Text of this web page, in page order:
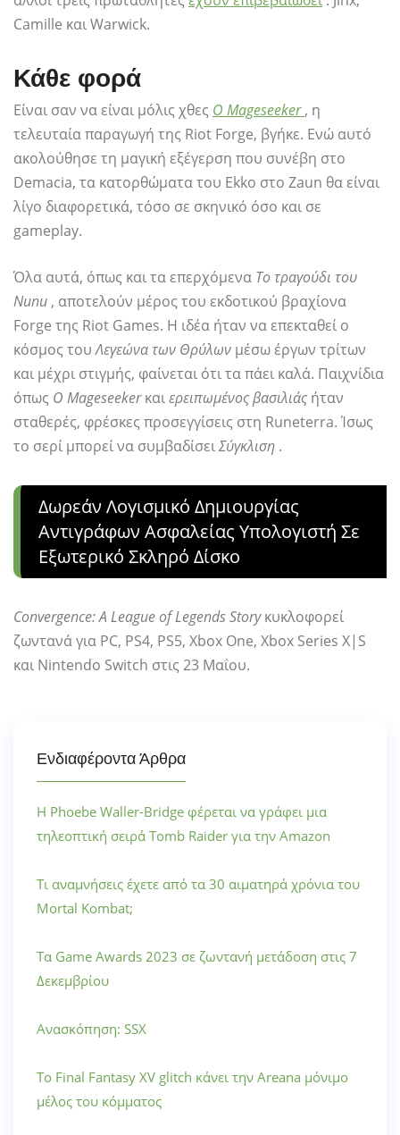
Camille και Warwick.
Κάθε φορά
Είναι σαν να είναι μόλις χθες Ο Mageseeker , η
τελευταία παραγωγή της Riot Forge, βγήκε. Ενώ αυτό
ακολούθησε τη μαγική εξέγερση που συνέβη στο
Demacia, τα κατορθώματα του Ekko στο Zaun θα είναι
λίγο διαφορετικά, τόσο σε σκηνικό όσο και σε
gameplay.
Όλα αυτά, όπως και τα επερχόμενα Το τραγούδι του
Nunu , αποτελούν μέρος του εκδοτικού βραχίονα
Forge της Riot Games. Η ιδέα ήταν να επεκταθεί ο
κόσμος τουΛεγεώνα των Θρύλων μέσω έργων τρίτων
και μέχρι στιγμής, φαίνεται ότι τα πάει καλά. Παιχνίδια
όπως Ο Mageseekerκαιερειπωμένος βασιλιάς ήταν
σταθερές, φρέσκες προσεγγίσεις στη Runeterra. Ίσως
το σερί μπορεί να συμβαδίσειΣύγκλιση .
Δωρεάν Λογισμικό Δημιουργίας
Αντιγράφων Ασφαλείας Υπολογιστή Σε
Εξωτερικό Σκληρό Δίσκο
Convergence: A League of Legends Storyκυκλοφορεί
ζωντανά για PC, PS4, PS5, Xbox One, Xbox Series X|S
και Nintendo Switch στις 23 Μαΐου.
Ενδιαφέροντα Άρθρα
Η Phoebe Waller-Bridge φέρεται να γράφει μια
τηλεοπτική σειρά Tomb Raider για την Amazon
Τι αναμνήσεις έχετε από τα 30 αιματηρά χρόνια του
Mortal Kombat;
Τα Game Awards 2023 σε ζωντανή μετάδοση στις 7
Δεκεμβρίου
Ανασκόπηση: SSX
Το Final Fantasy XV glitch κάνει την Areana μόνιμο
μέλος του κόμματος